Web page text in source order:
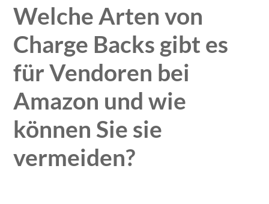
Welche Arten von
Charge Backs gibt es
für Vendoren bei
Amazon und wie
können Sie sie
vermeiden?